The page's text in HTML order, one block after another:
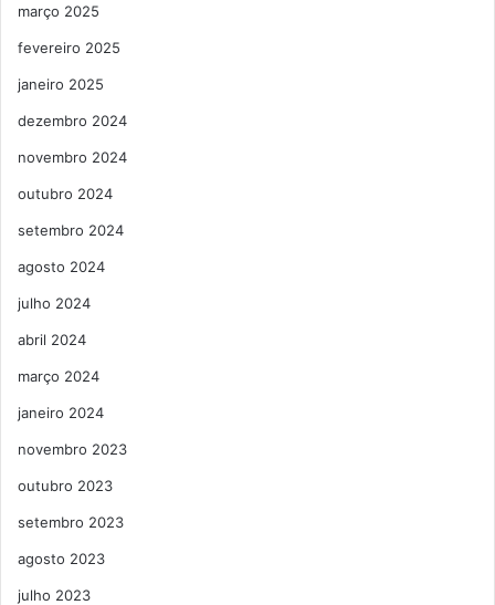
março 2025
fevereiro 2025
janeiro 2025
dezembro 2024
novembro 2024
outubro 2024
setembro 2024
agosto 2024
julho 2024
abril 2024
março 2024
janeiro 2024
novembro 2023
outubro 2023
setembro 2023
agosto 2023
julho 2023